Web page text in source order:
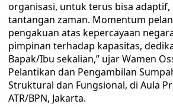
organisasi, untuk terus bisa
tantangan zaman. Momentum
pengakuan atas kepercayaan
pimpinan terhadap kapasitas,
Bapak/Ibu sekalian,” ujar Wamen
Pelantikan dan Pengambilan
Struktural dan Fungsional, di Aula
ATR/BPN, Jakarta.